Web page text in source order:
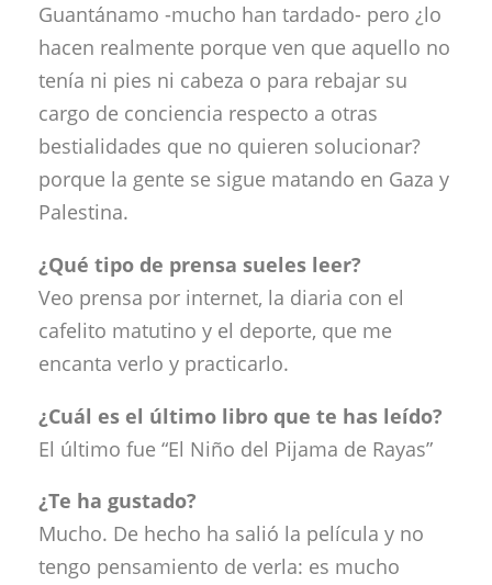
Guantánamo -mucho han tardado- pero ¿lo
hacen realmente porque ven que aquello no
tenía ni pies ni cabeza o para rebajar su
cargo de conciencia respecto a otras
bestialidades que no quieren solucionar?
porque la gente se sigue matando en Gaza y
Palestina.
¿Qué tipo de prensa sueles leer?
Veo prensa por internet, la diaria con el
cafelito matutino y el deporte, que me
encanta verlo y practicarlo.
¿Cuál es el último libro que te has leído?
El último fue “El Niño del Pijama de Rayas”
¿Te ha gustado?
Mucho. De hecho ha salió la película y no
tengo pensamiento de verla: es mucho